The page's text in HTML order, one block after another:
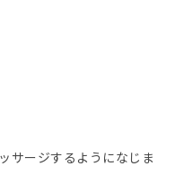
サージするようになじま